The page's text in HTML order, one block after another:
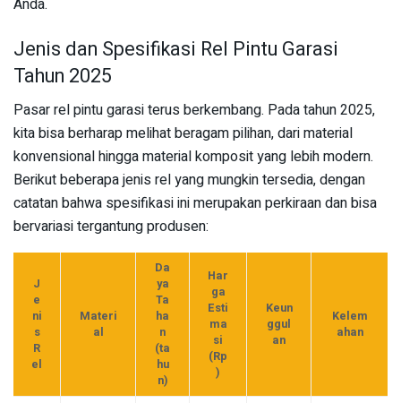
Anda.
Jenis dan Spesifikasi Rel Pintu Garasi
Tahun 2025
Pasar rel pintu garasi terus berkembang. Pada tahun 2025,
kita bisa berharap melihat beragam pilihan, dari material
konvensional hingga material komposit yang lebih modern.
Berikut beberapa jenis rel yang mungkin tersedia, dengan
catatan bahwa spesifikasi ini merupakan perkiraan dan bisa
bervariasi tergantung produsen:
J
e
ni
s
R
el
Materi
al
Da
ya
Ta
ha
n
(ta
hu
n)
Har
ga
Esti
ma
si
(Rp
)
Keun
ggul
an
Kelem
ahan